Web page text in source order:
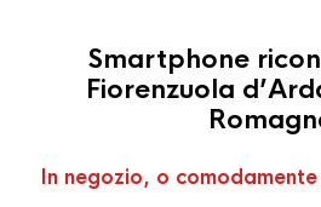
Smartphone
Fiorenzuola
In negozio, o